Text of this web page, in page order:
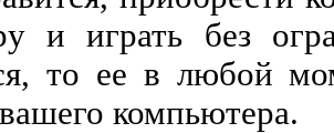
и играть без
то ее в любой
компьютера.